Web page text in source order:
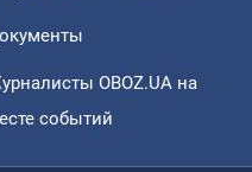
OBOZ.UA на
событий